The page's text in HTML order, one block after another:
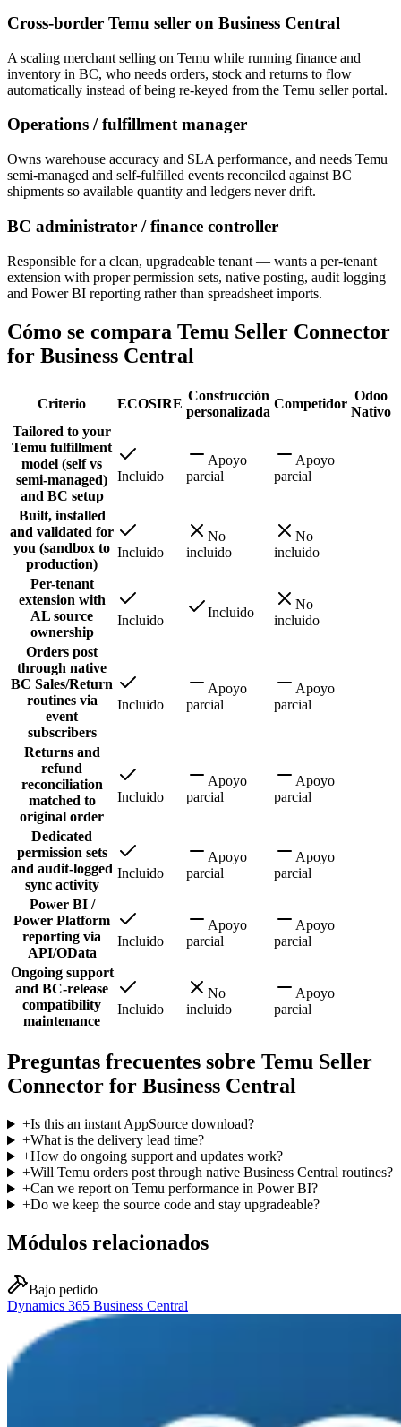
Cross-border Temu seller on Business Central
A scaling merchant selling on Temu while running finance and
inventory in BC, who needs orders, stock and returns to flow
automatically instead of being re-keyed from the Temu seller portal.
Operations / fulfillment manager
Owns warehouse accuracy and SLA performance, and needs Temu
semi-managed and self-fulfilled events reconciled against BC
shipments so available quantity and ledgers never drift.
BC administrator / finance controller
Responsible for a clean, upgradeable tenant — wants a per-tenant
extension with proper permission sets, native posting, audit logging
and Power BI reporting rather than spreadsheet imports.
Cómo se compara Temu Seller Connector
for Business Central
Criterio ECOSIRE
Construcción
personalizada
Competidor
Odoo
Nativo
Tailored to your
Temu fulfillment
model (self vs
semi-managed)
and BC setup
Incluido
Apoyo
parcial
Apoyo
parcial
Built, installed
and validated for
you (sandbox to
production)
Incluido
No
incluido
No
incluido
Per-tenant
extension with
AL source
ownership
Incluido
Incluido
No
incluido
Orders post
through native
BC Sales/Return
routines via
event
subscribers
Incluido
Apoyo
parcial
Apoyo
parcial
Returns and
refund
reconciliation
matched to
original order
Incluido
Apoyo
parcial
Apoyo
parcial
Dedicated
permission sets
and audit-logged
sync activity
Incluido
Apoyo
parcial
Apoyo
parcial
Power BI /
Power Platform
reporting via
API/OData
Incluido
Apoyo
parcial
Apoyo
parcial
Ongoing support
and BC-release
compatibility
maintenance
Incluido
No
incluido
Apoyo
parcial
Preguntas frecuentes sobre Temu Seller
Connector for Business Central
+Is this an instant AppSource download?
+What is the delivery lead time?
+How do ongoing support and updates work?
+Will Temu orders post through native Business Central routines?
+Can we report on Temu performance in Power BI?
+Do we keep the source code and stay upgradeable?
Módulos relacionados
Bajo pedido
Dynamics 365 Business Central